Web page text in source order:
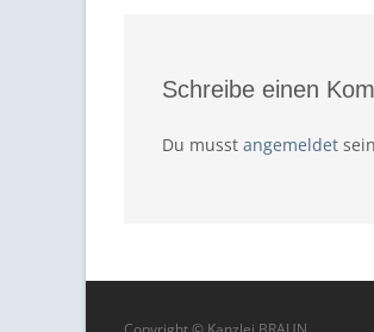
Schreibe einen
Du musst angemeldet